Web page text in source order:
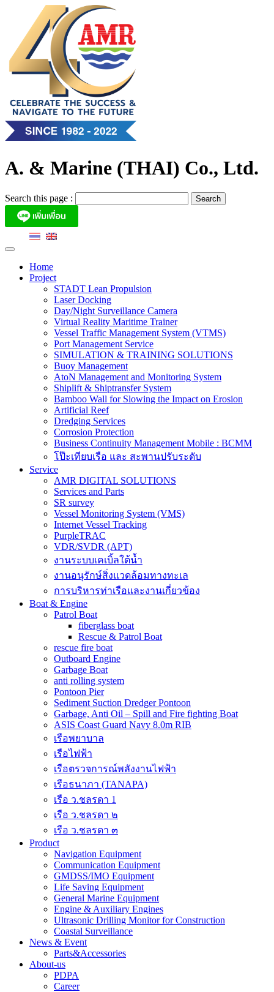
content
A. & Marine (THAI) Co., Ltd.
Search this page :
Home
Project
STADT Lean Propulsion
Laser Docking
Day/Night Surveillance Camera
Virtual Reality Maritime Trainer
Vessel Traffic Management System (VTMS)
Port Management Service
SIMULATION & TRAINING SOLUTIONS
Buoy Management
AtoN Management and Monitoring System
Shiplift & Shiptransfer System
Bamboo Wall for Slowing the Impact on Erosion
Artificial Reef
Dredging Services
Corrosion Protection
Business Continuity Management Mobile : BCMM
โป๊ะเทียบเรือ และ สะพานปรับระดับ
Service
AMR DIGITAL SOLUTIONS
Services and Parts
SR survey
Vessel Monitoring System (VMS)
Internet Vessel Tracking
PurpleTRAC
VDR/SVDR (APT)
งานระบบเคเบิ้ลใต้น้ำ
งานอนุรักษ์สิ่งแวดล้อมทางทะเล
การบริหารท่าเรือและงานเกี่ยวข้อง
Boat & Engine
Patrol Boat
fiberglass boat
Rescue & Patrol Boat
rescue fire boat
Outboard Engine
Garbage Boat
anti rolling system
Pontoon Pier
Sediment Suction Dredger Pontoon
Garbage, Anti Oil – Spill and Fire fighting Boat
ASIS Coast Guard Navy 8.0m RIB
เรือพยาบาล
เรือไฟฟ้า
เรือตรวจการณ์พลังงานไฟฟ้า
เรือธนาภา (TANAPA)
เรือ ว.ชลรดา 1
เรือ ว.ชลรดา ๒
เรือ ว.ชลรดา ๓
Product
Navigation Equipment
Communication Equipment
GMDSS/IMO Equipment
Life Saving Equipment
General Marine Equipment
Engine & Auxiliary Engines
Ultrasonic Drilling Monitor for Construction
Coastal Surveillance
News & Event
Parts&Accessories
About-us
PDPA
Career